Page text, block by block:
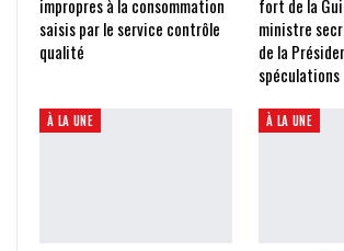
impropres à la consommation
saisis par le service contrôle
qualité
fort de la
ministre
de la
spéculations
À LA UNE À LA UNE